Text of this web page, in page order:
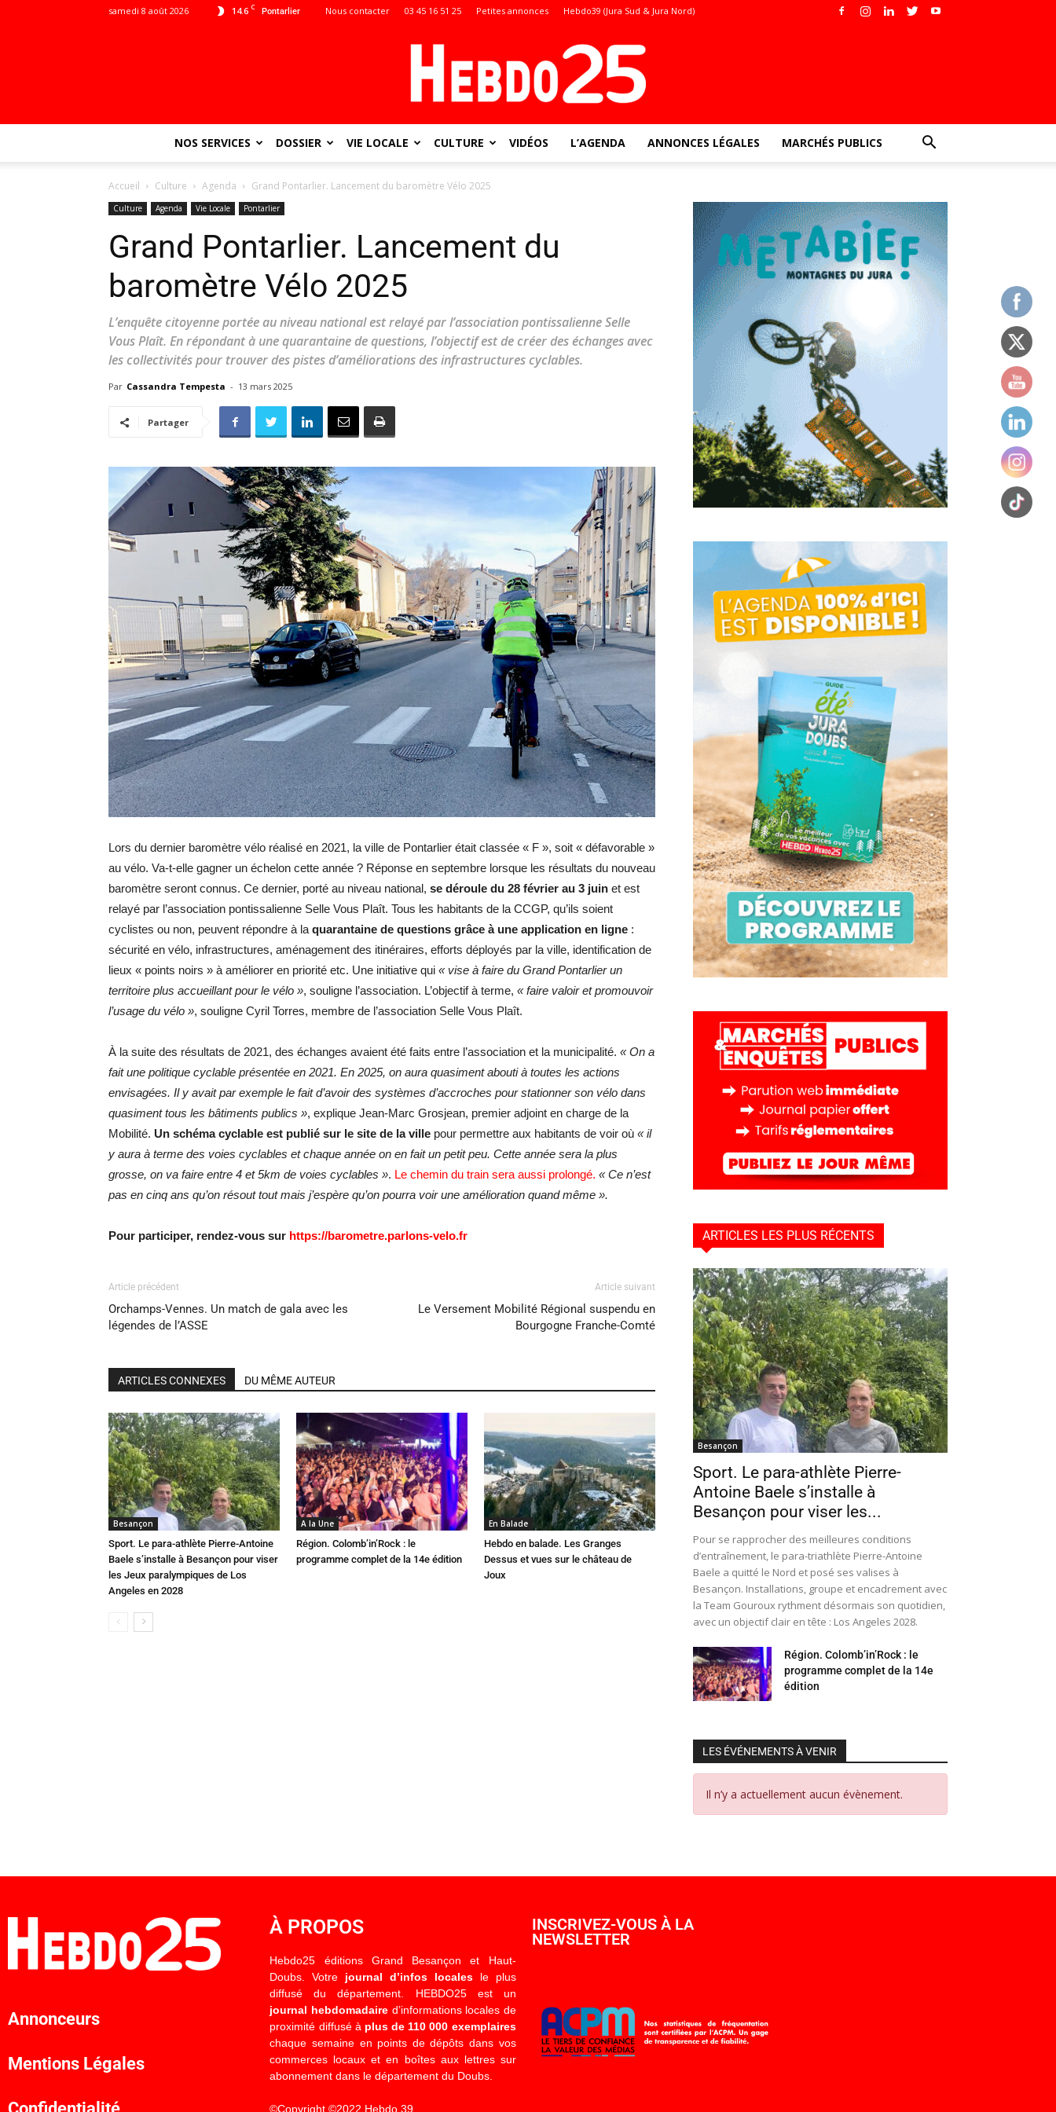
14.6 C Pontarlier
samedi 8 août 2026 Nous contacter 03 45 16 51 25 Petites annonces Hebdo39 (Jura Sud & Jura Nord)
:
toute
locale
–
Hebdo25
NOS SERVICES DOSSIER VIE LOCALE CULTURE VIDÉOS L’AGENDA ANNONCES LÉGALES MARCHÉS PUBLICS
Accueil Culture Agenda Grand Pontarlier. Lancement du baromètre Vélo 2025
Culture Agenda Vie Locale Pontarlier
Grand Pontarlier. Lancement du
baromètre Vélo 2025
L’enquête citoyenne portée au niveau national est relayé par l’association pontissalienne Selle
Vous Plaît. En répondant à une quarantaine de questions, l’objectif est de créer des échanges avec
les collectivités pour trouver des pistes d’améliorations des infrastructures cyclables.
Par Cassandra Tempesta - 13 mars 2025
Partager
Lors du dernier baromètre vélo réalisé en 2021, la ville de Pontarlier était classée « F », soit « défavorable »
au vélo. Va-t-elle gagner un échelon cette année ? Réponse en septembre lorsque les résultats du nouveau
baromètre seront connus. Ce dernier, porté au niveau national, se déroule du 28 février au 3 juin et est
relayé par l’association pontissalienne Selle Vous Plaît. Tous les habitants de la CCGP, qu’ils soient
cyclistes ou non, peuvent répondre à la quarantaine de questions grâce à une application en ligne :
sécurité en vélo, infrastructures, aménagement des itinéraires, efforts déployés par la ville, identification de
lieux « points noirs » à améliorer en priorité etc. Une initiative qui « vise à faire du Grand Pontarlier un
territoire plus accueillant pour le vélo », souligne l’association. L’objectif à terme, « faire valoir et promouvoir
l’usage du vélo », souligne Cyril Torres, membre de l’association Selle Vous Plaît.
À la suite des résultats de 2021, des échanges avaient été faits entre l’association et la municipalité. « On a
fait une politique cyclable présentée en 2021. En 2025, on aura quasiment abouti à toutes les actions
envisagées. Il y avait par exemple le fait d’avoir des systèmes d’accroches pour stationner son vélo dans
quasiment tous les bâtiments publics », explique Jean-Marc Grosjean, premier adjoint en charge de la
Mobilité. Un schéma cyclable est publié sur le site de la ville pour permettre aux habitants de voir où « il
y aura à terme des voies cyclables et chaque année on en fait un petit peu. Cette année sera la plus
grosse, on va faire entre 4 et 5km de voies cyclables ». Le chemin du train sera aussi prolongé. « Ce n’est
pas en cinq ans qu’on résout tout mais j’espère qu’on pourra voir une amélioration quand même ».
Pour participer, rendez-vous sur https://barometre.parlons-velo.fr
Article précédent
Orchamps-Vennes. Un match de gala avec les
légendes de l’ASSE
Article suivant
Le Versement Mobilité Régional suspendu en
Bourgogne Franche-Comté
ARTICLES CONNEXES DU MÊME AUTEUR
Besançon
Sport. Le para-athlète Pierre-Antoine
Baele s’installe à Besançon pour viser
les Jeux paralympiques de Los
Angeles en 2028
A la Une
Région. Colomb’in’Rock : le
programme complet de la 14e édition
En Balade
Hebdo en balade. Les Granges
Dessus et vues sur le château de
Joux
ARTICLES LES PLUS RÉCENTS
Besançon
Sport. Le para-athlète Pierre-
Antoine Baele s’installe à
Besançon pour viser les...
Pour se rapprocher des meilleures conditions
d’entraînement, le para-triathlète Pierre-Antoine
Baele a quitté le Nord et posé ses valises à
Besançon. Installations, groupe et encadrement avec
la Team Gouroux rythment désormais son quotidien,
avec un objectif clair en tête : Los Angeles 2028.
Région. Colomb’in’Rock : le
programme complet de la 14e
édition
LES ÉVÉNEMENTS À VENIR
Il n’y a actuellement aucun évènement.
Annonceurs
Mentions Légales
À PROPOS
Hebdo25 éditions Grand Besançon et Haut-
Doubs. Votre journal d’infos localesle plus
diffusé du département. HEBDO25 est un
journal hebdomadaired’informations locales de
proximité diffusé à plus de 110 000 exemplaires
chaque semaine en points de dépôts dans vos
commerces locaux et en boîtes aux lettres sur
abonnement dans le département du Doubs.
©Copyright ©2022 Hebdo 39
INSCRIVEZ-VOUS À LA
NEWSLETTER